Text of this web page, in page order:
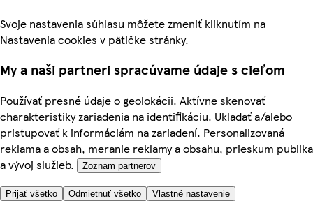
Svoje nastavenia súhlasu môžete zmeniť kliknutím na
Nastavenia cookies v pätičke stránky.
My a naši partneri spracúvame údaje s cieľom
Používať presné údaje o geolokácii. Aktívne skenovať
charakteristiky zariadenia na identifikáciu. Ukladať a/alebo
pristupovať k informáciám na zariadení. Personalizovaná
reklama a obsah, meranie reklamy a obsahu, prieskum publika
a vývoj služieb.
Zoznam partnerov
Prijať všetko Odmietnuť všetko Vlastné nastavenie